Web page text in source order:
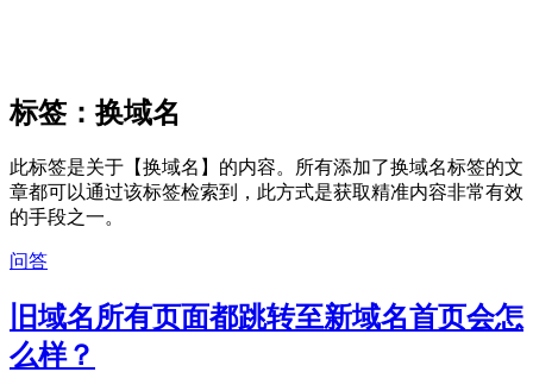
标签：换域名
此标签是关于【换域名】的内容。所有添加了换域名标签的文
章都可以通过该标签检索到，此方式是获取精准内容非常有效
的手段之一。
问答
旧域名所有页面都跳转至新域名首页会怎
么样？